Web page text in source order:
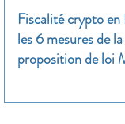
Fiscalité crypto en
les 6 mesures de la
proposition de loi